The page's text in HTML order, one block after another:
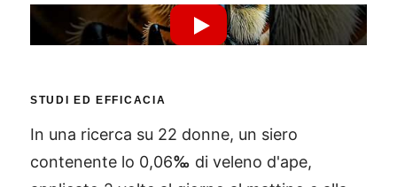
Riproduci Video YouTube
STUDI ED EFFICACIA
In una ricerca su 22 donne, un siero
contenente lo 0,06‰ di veleno d'ape,